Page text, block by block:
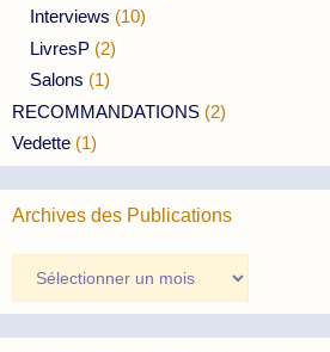
Interviews (10)
LivresP (2)
Salons (1)
RECOMMANDATIONS (2)
Vedette (1)
Archives des Publications
des
Publications